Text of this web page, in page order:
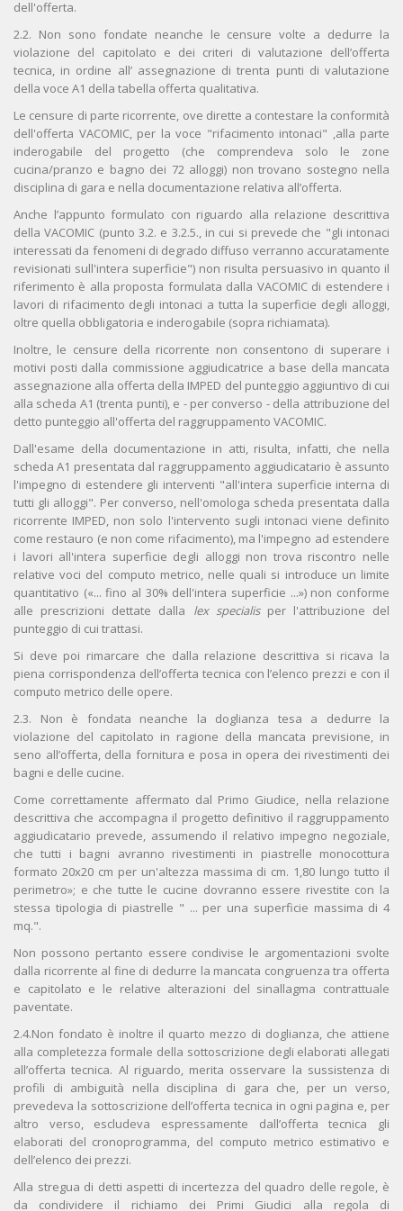
dell'offerta.
2.2. Non sono fondate neanche le censure volte a dedurre la
violazione del capitolato e dei criteri di valutazione dell’offerta
tecnica, in ordine all’ assegnazione di trenta punti di valutazione
della voce A1 della tabella offerta qualitativa.
Le censure di parte ricorrente, ove dirette a contestare la conformità
dell'offerta VACOMIC, per la voce "rifacimento intonaci" ,alla parte
inderogabile del progetto (che comprendeva solo le zone
cucina/pranzo e bagno dei 72 alloggi) non trovano sostegno nella
disciplina di gara e nella documentazione relativa all’offerta.
Anche l’appunto formulato con riguardo alla relazione descrittiva
della VACOMIC (punto 3.2. e 3.2.5., in cui si prevede che "gli intonaci
interessati da fenomeni di degrado diffuso verranno accuratamente
revisionati sull'intera superficie") non risulta persuasivo in quanto il
riferimento è alla proposta formulata dalla VACOMIC di estendere i
lavori di rifacimento degli intonaci a tutta la superficie degli alloggi,
oltre quella obbligatoria e inderogabile (sopra richiamata).
Inoltre, le censure della ricorrente non consentono di superare i
motivi posti dalla commissione aggiudicatrice a base della mancata
assegnazione alla offerta della IMPED del punteggio aggiuntivo di cui
alla scheda A1 (trenta punti), e - per converso - della attribuzione del
detto punteggio all'offerta del raggruppamento VACOMIC.
Dall'esame della documentazione in atti, risulta, infatti, che nella
scheda A1 presentata dal raggruppamento aggiudicatario è assunto
l'impegno di estendere gli interventi "all'intera superficie interna di
tutti gli alloggi". Per converso, nell'omologa scheda presentata dalla
ricorrente IMPED, non solo l'intervento sugli intonaci viene definito
come restauro (e non come rifacimento), ma l'impegno ad estendere
i lavori all'intera superficie degli alloggi non trova riscontro nelle
relative voci del computo metrico, nelle quali si introduce un limite
quantitativo («... fino al 30% dell'intera superficie ...») non conforme
alle prescrizioni dettate dalla lex specialisper l'attribuzione del
punteggio di cui trattasi.
Si deve poi rimarcare che dalla relazione descrittiva si ricava la
piena corrispondenza dell’offerta tecnica con l’elenco prezzi e con il
computo metrico delle opere.
2.3. Non è fondata neanche la doglianza tesa a dedurre la
violazione del capitolato in ragione della mancata previsione, in
seno all’offerta, della fornitura e posa in opera dei rivestimenti dei
bagni e delle cucine.
Come correttamente affermato dal Primo Giudice, nella relazione
descrittiva che accompagna il progetto definitivo il raggruppamento
aggiudicatario prevede, assumendo il relativo impegno negoziale,
che tutti i bagni avranno rivestimenti in piastrelle monocottura
formato 20x20 cm per un'altezza massima di cm. 1,80 lungo tutto il
perimetro»; e che tutte le cucine dovranno essere rivestite con la
stessa tipologia di piastrelle " ... per una superficie massima di 4
mq.".
Non possono pertanto essere condivise le argomentazioni svolte
dalla ricorrente al fine di dedurre la mancata congruenza tra offerta
e capitolato e le relative alterazioni del sinallagma contrattuale
paventate.
2.4.Non fondato è inoltre il quarto mezzo di doglianza, che attiene
alla completezza formale della sottoscrizione degli elaborati allegati
all’offerta tecnica. Al riguardo, merita osservare la sussistenza di
profili di ambiguità nella disciplina di gara che, per un verso,
prevedeva la sottoscrizione dell’offerta tecnica in ogni pagina e, per
altro verso, escludeva espressamente dall’offerta tecnica gli
elaborati del cronoprogramma, del computo metrico estimativo e
dell’elenco dei prezzi.
Alla stregua di detti aspetti di incertezza del quadro delle regole, è
da condividere il richiamo dei Primi Giudici alla regola di